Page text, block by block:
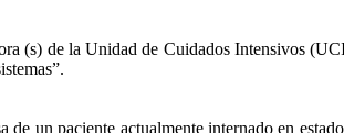
(s) de la Unidad de Cuidados Intensivos
un paciente actualmente internado en